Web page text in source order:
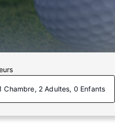
Chambre, 2 Adultes, 0 Enfants